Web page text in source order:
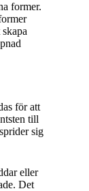
former.
för att
till
sig
eller
Det